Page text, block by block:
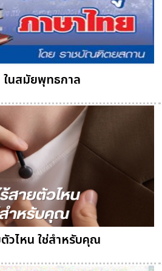
ในสมัยพุทธกาล
วไหน ใช่สำหรับคุณ